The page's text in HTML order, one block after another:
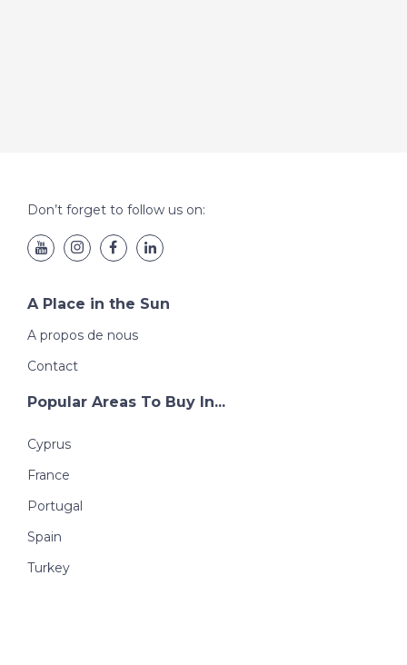
Don’t forget to follow us on:
A Place in the Sun
A propos de nous
Contact
Popular Areas To Buy In...
Cyprus
France
Portugal
Spain
Turkey